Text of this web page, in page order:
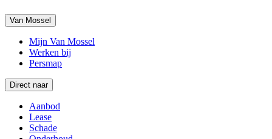
Van Mossel
Mijn Van Mossel
Werken bij
Persmap
Direct naar
Aanbod
Lease
Schade